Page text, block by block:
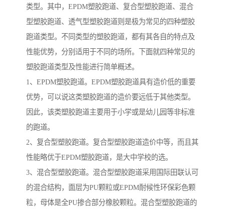
类型。其中，EPDM塑胶跑道、复合型塑胶跑道、混合
型塑胶跑道、透气型塑胶跑道则是极为常见的四种塑胶
跑道类型。不同类型的塑胶跑道，都有其各自的特点及
性能优势，分别适用于不同的场所。下面就四种常见的
塑胶跑道类型及性能进行简单概述。
1、EPDM塑胶跑道。EPDM塑胶跑道具有造价低的重要
优势，可以说这类塑胶跑道的造价要远低于其他类型。
因此，该类塑胶跑道主要用于小学或是幼儿园等非标准
的跑道。
2、复合型塑胶跑道。复合型塑胶跑道造价中等，而且其
性能略优于EPDM塑胶跑道，是大中学校的选。
3、混合型塑胶跑道。混合型塑胶跑道采用国际田联认可
的混合结构，面层为PU颗粒或EPDM耐候性环保彩色颗
粒，母体是全PU掺合部分橡胶颗粒。混合型塑胶跑道的